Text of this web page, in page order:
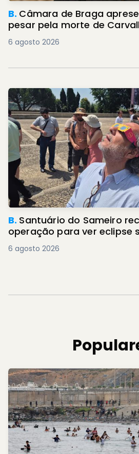
B. Câmara de Braga
pesar pela morte de
6 agosto 2026
B. Santuário do Sameiro
operação para ver eclipse
6 agosto 2026